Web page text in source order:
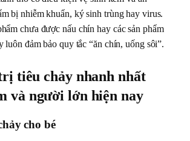
bị nhiễm khuẩn, ký sinh trùng hay virus.
chưa được nấu chín hay các sản phẩm
luôn đảm bảo quy tắc “ăn chín, uống sôi”.
tiêu chảy nhanh nhất
và người lớn hiện nay
cho bé